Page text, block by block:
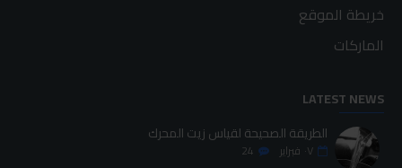
خريطة الموقع
الماركات
LATEST NEWS
الطريقة الصحيحة لقياس زيت المحرك
٠٧ فبراير 24